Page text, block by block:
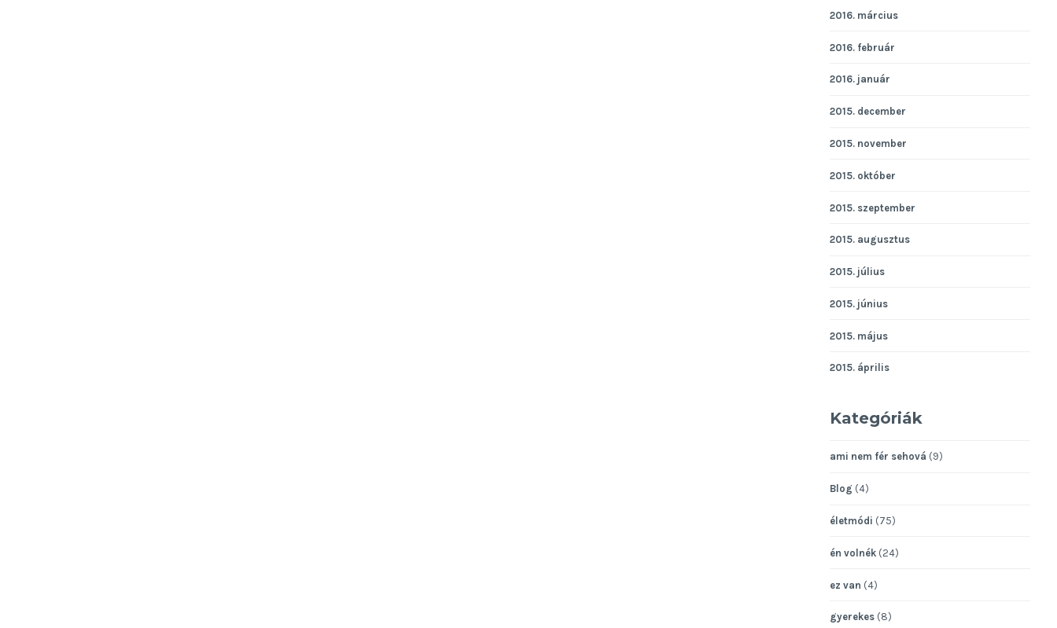
2016. március
2016. február
2016. január
2015. december
2015. november
2015. október
2015. szeptember
2015. augusztus
2015. július
2015. június
2015. május
2015. április
Kategóriák
ami nem fér sehová (9)
Blog (4)
életmódi (75)
én volnék (24)
ez van (4)
gyerekes (8)